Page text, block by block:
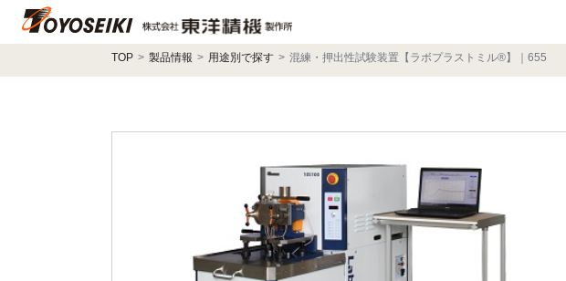
TOP 製品情報 用途別で探す 混練・押出性試験装置【ラボプラストミル®】｜655